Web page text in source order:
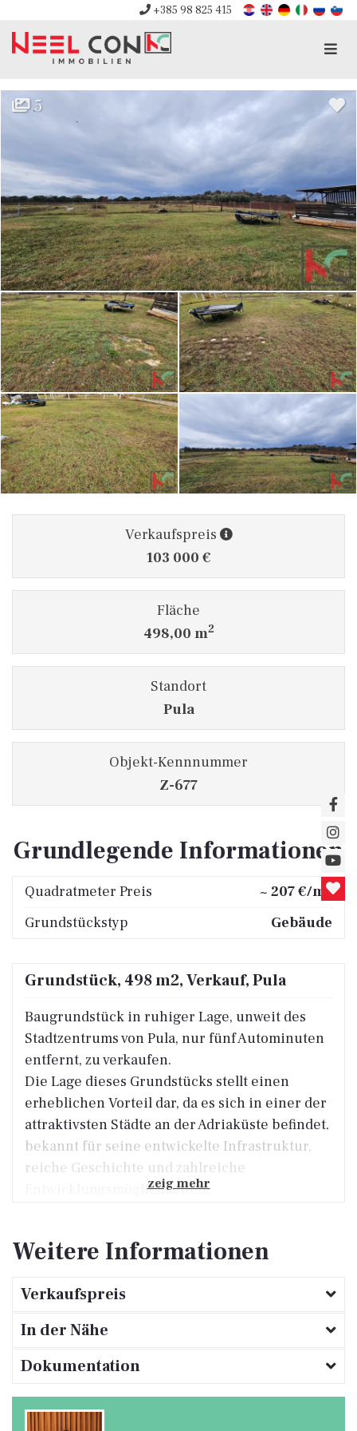
+385 98 825 415
5
Verkaufspreis
103 000 €
Fläche
498,00 m2
Standort
Pula
Objekt-Kennnummer
Z-677
Grundlegende Informationen
Quadratmeter Preis ~ 207 €/m 2
Grundstückstyp Gebäude
Grundstück, 498 m2, Verkauf, Pula
Baugrundstück in ruhiger Lage, unweit des
Stadtzentrums von Pula, nur fünf Autominuten
entfernt, zu verkaufen.
Die Lage dieses Grundstücks stellt einen
erheblichen Vorteil dar, da es sich in einer der
attraktivsten Städte an der Adriaküste befindet,
bekannt für seine entwickelte Infrastruktur,
reiche Geschichte und zahlreiche
Entwicklungsmöglichkeiten.
dank ihrer Lage im urbanen Gebiet von Pula.
verschiedene Grundstücksnutzungen,
und räumlichen Plänen.
Sie ein Grundstück in der Nähe des
Stadtzentrums für zukünftige Entwicklungen
zeig mehr
Weitere Informationen
Verkaufspreis
In der Nähe
Dokumentation